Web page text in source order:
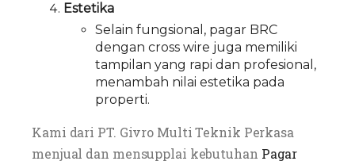
Estetika
Selain fungsional, pagar BRC
dengan cross wire juga memiliki
tampilan yang rapi dan profesional,
menambah nilai estetika pada
properti.
Kami dari PT. Givro Multi Teknik Perkasa
menjual dan mensupplai kebutuhan Pagar